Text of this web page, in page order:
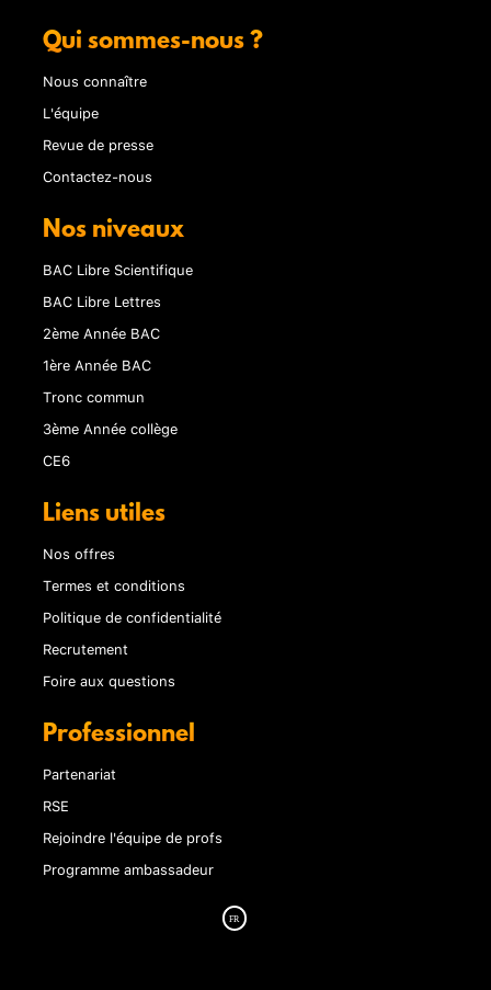
Qui sommes-nous ?
Nous connaître
L'équipe
Revue de presse
Contactez-nous
Nos niveaux
BAC Libre Scientifique
BAC Libre Lettres
2ème Année BAC
1ère Année BAC
Tronc commun
3ème Année collège
CE6
Liens utiles
Nos offres
Termes et conditions
Politique de confidentialité
Recrutement
Foire aux questions
Professionnel
Partenariat
RSE
Rejoindre l'équipe de profs
Programme ambassadeur